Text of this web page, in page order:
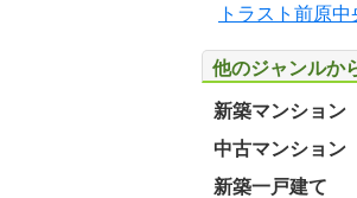
トラスト前原
他のジャンルか
新築マンション
中古マンション
新築一戸建て